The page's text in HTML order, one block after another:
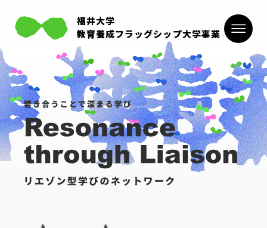
福井大学
教育養成フラッグシップ大学事業